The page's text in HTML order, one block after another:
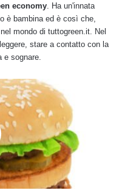
economy. Ha un'innata
è bambina ed è così che,
mondo di tuttogreen.it. Nel
stare a contatto con la
e sognare.